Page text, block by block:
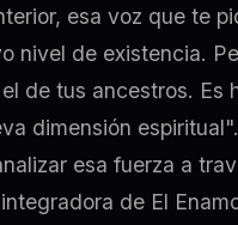
esa voz que te
nivel de existencia.
de tus ancestros. Es
dimensión
esa fuerza a
de El